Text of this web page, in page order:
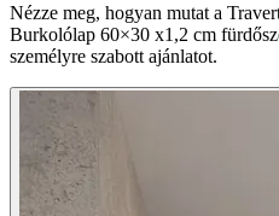
Nézze meg, hogyan mutat a
Burkolólap 60×30 x1,2 cm
személyre szabott ajánlatot.